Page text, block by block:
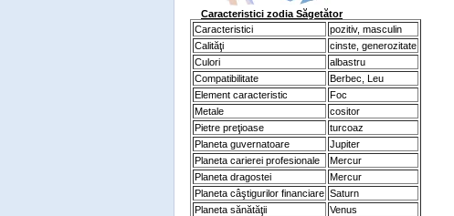
Caracteristici zodia Săgetător
Caracteristici
pozitiv, masculin
Calităţi
cinste, generozitate
Culori
albastru
Compatibilitate
Berbec, Leu
Element caracteristic
Foc
Metale
cositor
Pietre preţioase
turcoaz
Planeta guvernatoare
Jupiter
Planeta carierei profesionale
Mercur
Planeta dragostei
Mercur
Planeta câştigurilor financiare Saturn
Planeta sănătăţii
Venus